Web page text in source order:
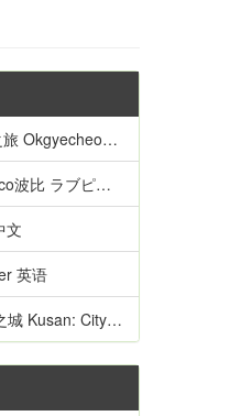
Flying Tour Okgyecheon 中文
ピカルポッピー 日语
文
英语
City of Wolves 中文